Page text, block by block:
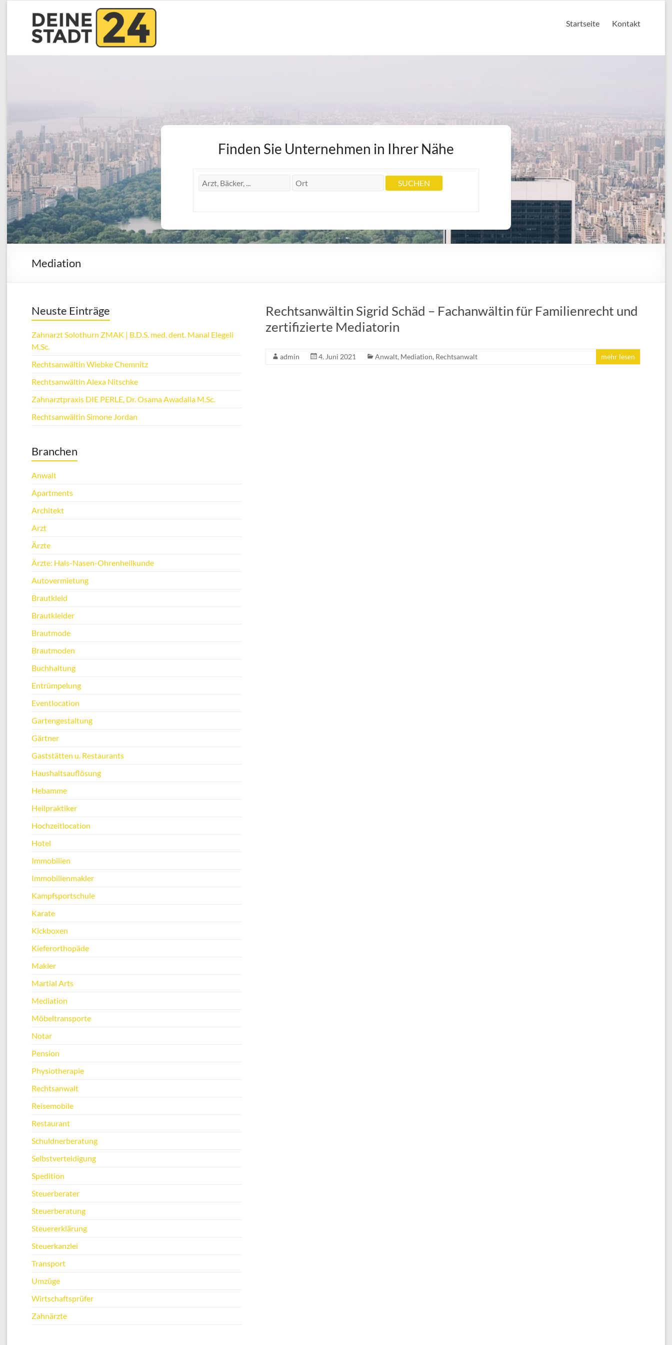
Startseite Kontakt
Mediation
Finden Sie Unternehmen in Ihrer Nähe
Rechtsanwältin Sigrid Schäd – Fachanwältin für Familienrecht und
zertifizierte Mediatorin
admin 4. Juni 2021 Anwalt, Mediation, Rechtsanwalt mehr lesen
Neuste Einträge
Zahnarzt Solothurn ZMAK | B.D.S. med. dent. Manal Elegeli
M.Sc.
Rechtsanwältin Wiebke Chemnitz
Rechtsanwältin Alexa Nitschke
Zahnarztpraxis DIE PERLE, Dr. Osama Awadalla M.Sc.
Rechtsanwältin Simone Jordan
Branchen
Anwalt
Apartments
Architekt
Arzt
Ärzte
Ärzte: Hals-Nasen-Ohrenheilkunde
Autovermietung
Brautkleid
Brautkleider
Brautmode
Brautmoden
Buchhaltung
Entrümpelung
Eventlocation
Gartengestaltung
Gärtner
Gaststätten u. Restaurants
Haushaltsauflösung
Hebamme
Heilpraktiker
Hochzeitlocation
Hotel
Immobilien
Immobilienmakler
Kampfsportschule
Karate
Kickboxen
Kieferorthopäde
Makler
Martial Arts
Mediation
Möbeltransporte
Notar
Pension
Physiotherapie
Rechtsanwalt
Reisemobile
Restaurant
Schuldnerberatung
Selbstverteidigung
Spedition
Steuerberater
Steuerberatung
Steuererklärung
Steuerkanzlei
Transport
Umzüge
Wirtschaftsprüfer
Zahnärzte